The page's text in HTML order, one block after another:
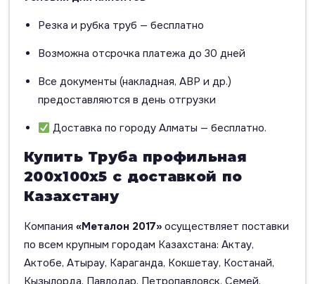
Резка и рубка труб — бесплатно
Возможна отсрочка платежа до 30 дней
Все документы (накладная, АВР и др.)
предоставляются в день отгрузки
Доставка по городу Алматы — бесплатно.
Купить Труба профильная
200х100х5 с доставкой по
Казахстану
Компания «Металон 2017» осуществляет поставки
по всем крупным городам Казахстана: Актау,
Актобе, Атырау, Караганда, Кокшетау, Костанай,